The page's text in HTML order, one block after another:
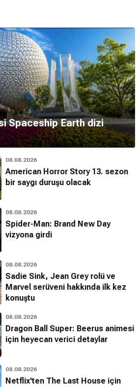
Spaceship Earth dizi
08.08.2026
American Horror Story 13. sezon
bir saygı duruşu olacak
08.08.2026
Spider-Man: Brand New Day
vizyona girdi
08.08.2026
Sadie Sink, Jean Grey rolü ve
Marvel serüveni hakkında ilk kez
konuştu
08.08.2026
Dragon Ball Super: Beerus animesi
için heyecan verici detaylar
08.08.2026
Netflix'ten The Last House için